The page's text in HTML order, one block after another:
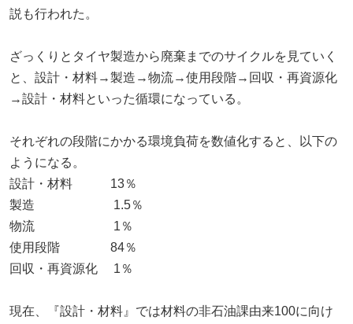
説も行われた。
ざっくりとタイヤ製造から廃棄までのサイクルを見ていく
と、設計・材料→製造→物流→使用段階→回収・再資源化
→設計・材料といった循環になっている。
それぞれの段階にかかる環境負荷を数値化すると、以下の
ようになる。
設計・材料 13％
製造 1.5％
物流 1％
使用段階 84％
回収・再資源化 1％
現在、『設計・材料』では材料の非石油課由来100に向け